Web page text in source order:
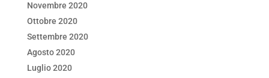
Novembre 2020
Ottobre 2020
Settembre 2020
Agosto 2020
Luglio 2020